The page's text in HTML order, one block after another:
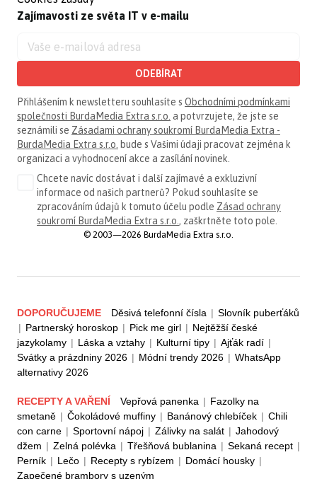
Zajímavosti ze světa IT v e-mailu
ODEBÍRAT
Přihlášením k newsletteru souhlasíte s Obchodními podmínkami
společnosti BurdaMedia Extra s.r.o. a potvrzujete, že jste se
seznámili se Zásadami ochrany soukromí BurdaMedia Extra -
BurdaMedia Extra s.r.o. bude s Vašimi údaji pracovat zejména k
organizaci a vyhodnocení akce a zasílání novinek.
Chcete navíc dostávat i další zajímavé a exkluzivní
informace od našich partnerů? Pokud souhlasíte se
zpracováním údajů k tomuto účelu podle Zásad ochrany
soukromí BurdaMedia Extra s.r.o., zaškrtněte toto pole.
© 2003—2026 BurdaMedia Extra s.r.o.
DOPORUČUJEME Děsivá telefonní čísla | Slovník puberťáků
| Partnerský horoskop | Pick me girl | Nejtěžší české
jazykolamy | Láska a vztahy | Kulturní tipy | Ajťák radí |
Svátky a prázdniny 2026 | Módní trendy 2026 | WhatsApp
alternativy 2026
RECEPTY A VAŘENÍ Vepřová panenka | Fazolky na
smetaně | Čokoládové muffiny | Banánový chlebíček | Chili
con carne | Sportovní nápoj | Zálivky na salát | Jahodový
džem | Zelná polévka | Třešňová bublanina | Sekaná recept |
Perník | Lečo | Recepty s rybízem | Domácí housky |
Zapečené brambory s uzeným